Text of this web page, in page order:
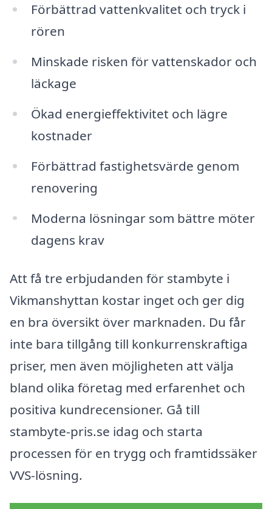
Förbättrad vattenkvalitet och tryck i
rören
Minskade risken för vattenskador och
läckage
Ökad energieffektivitet och lägre
kostnader
Förbättrad fastighetsvärde genom
renovering
Moderna lösningar som bättre möter
dagens krav
Att få tre erbjudanden för stambyte i
Vikmanshyttan kostar inget och ger dig
en bra översikt över marknaden. Du får
inte bara tillgång till konkurrenskraftiga
priser, men även möjligheten att välja
bland olika företag med erfarenhet och
positiva kundrecensioner. Gå till
stambyte-pris.se idag och starta
processen för en trygg och framtidssäker
VVS-lösning.